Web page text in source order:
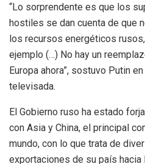
“Lo sorprendente es que los
hostiles se dan cuenta de que
los recursos energéticos
ejemplo (…) No hay un
Europa ahora”, sostuvo Putin
televisada.
El Gobierno ruso ha estado
con Asia y China, el principal
mundo, con lo que trata de
exportaciones de su país hacia